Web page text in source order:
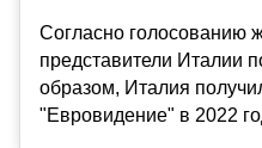
Согласно голосованию
представители Италии
образом, Италия
"Евровидение" в 2022